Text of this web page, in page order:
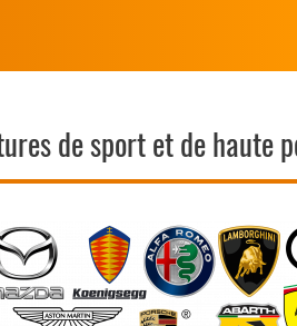
de sport et de haute